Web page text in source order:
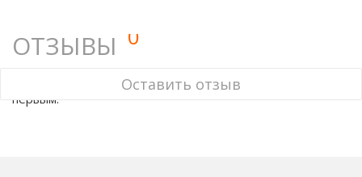
ОТЗЫВЫ 0
Оставить отзыв
У этого товара нет ни одного отзыва. Вы можете стать
первым.